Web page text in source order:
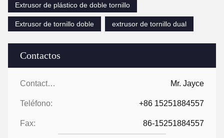
Contactos
Contactos: Mr. Jayce
Teléfono: +86 15251884557
Fax: 86-15251884557
Extrusor de plástico de doble tornillo
Extrusor de tornillo doble extrusor de tornillo dual